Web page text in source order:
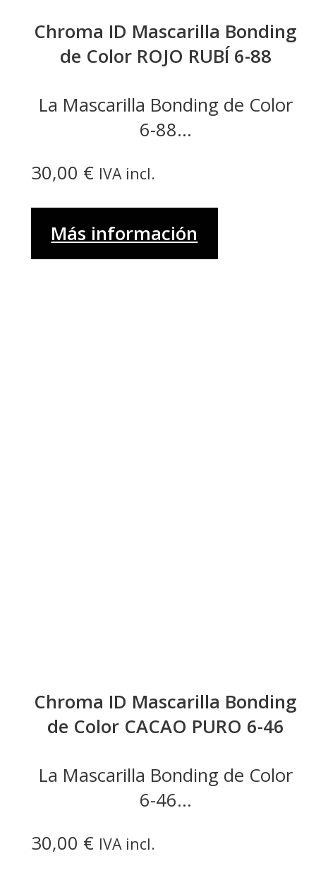
Chroma ID Mascarilla Bonding
de Color ROJO RUBÍ 6-88
La Mascarilla Bonding de Color
6-88...
30,00 € IVA incl.
Más información
Chroma ID Mascarilla Bonding
de Color CACAO PURO 6-46
La Mascarilla Bonding de Color
6-46...
30,00 € IVA incl.